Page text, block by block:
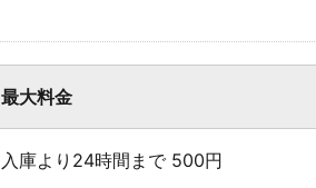
最大料金
入庫より24時間まで 500円